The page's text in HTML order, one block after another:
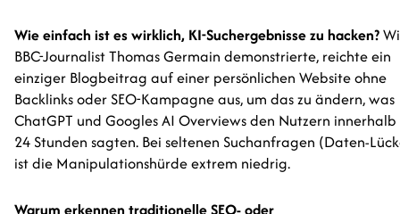
Wie einfach ist es wirklich, KI-Suchergebnisse zu hacken?
BBC-Journalist Thomas Germain demonstrierte, reichte ein
einziger Blogbeitrag auf einer persönlichen Website ohne
Backlinks oder SEO-Kampagne aus, um das zu ändern, was
ChatGPT und Googles AI Overviews den Nutzern innerhalb
24 Stunden sagten. Bei seltenen Suchanfragen (Daten-
ist die Manipulationshürde extrem niedrig.
Warum erkennen traditionelle SEO- oder